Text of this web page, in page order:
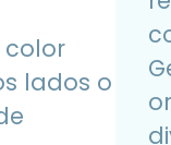
color
lados o